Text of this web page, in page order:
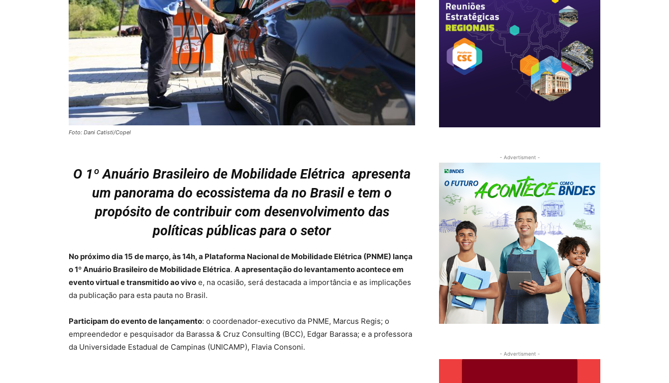
Foto: Dani Catisti/Copel
O 1º Anuário Brasileiro de Mobilidade Elétrica apresenta
um panorama do ecossistema da no Brasil e tem o
propósito de contribuir com desenvolvimento das
políticas públicas para o setor
No próximo dia 15 de março, às 14h, a Plataforma Nacional de Mobilidade Elétrica (PNME) lança
o 1º Anuário Brasileiro de Mobilidade Elétrica. A apresentação do levantamento acontece em
evento virtual e transmitido ao vivo e, na ocasião, será destacada a importância e as implicações
da publicação para esta pauta no Brasil.
Participam do evento de lançamento: o coordenador-executivo da PNME, Marcus Regis; o
empreendedor e pesquisador da Barassa & Cruz Consulting (BCC), Edgar Barassa; e a professora
da Universidade Estadual de Campinas (UNICAMP), Flavia Consoni.
- Advertisment -
- Advertisment -